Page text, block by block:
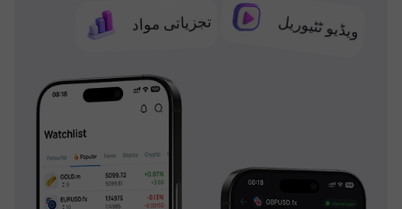
تجزیاتی مواد ویڈیو ٹٹیوریل